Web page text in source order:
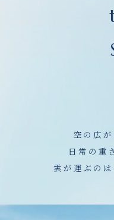
空の広が
日常の重
雲が運ぶの